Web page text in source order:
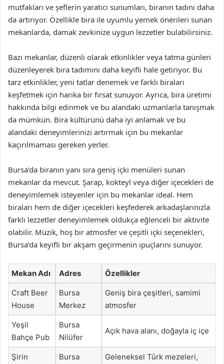
mutfakları ve şeflerin yaratıcı sunumları, biranın tadını daha
da artırıyor. Özellikle bira ile uyumlu yemek önerileri sunan
mekanlarda, damak zevkinize uygun lezzetler bulabilirsiniz.
Bazı mekanlar, düzenli olarak etkinlikler veya tatma günleri
düzenleyerek bira tadımını daha keyifli hale getiriyor. Bu
tarz etkinlikler, yeni tatlar denemek ve farklı biraları
keşfetmek için harika bir fırsat sunuyor. Ayrıca, bira üretimi
hakkında bilgi edinmek ve bu alandaki uzmanlarla tanışmak
da mümkün. Bira kültürünü daha iyi anlamak ve bu
alandaki deneyimlerinizi artırmak için bu mekanlar
kaçırılmaması gereken yerler.
Bursa’da biranın yanı sıra geniş içki menüleri sunan
mekanlar da mevcut. Şarap, kokteyl veya diğer içecekleri de
deneyimlemek isteyenler için bu mekanlar ideal. Hem
biraları hem de diğer içecekleri keşfederek arkadaşlarınızla
farklı lezzetler deneyimlemek oldukça eğlenceli bir aktivite
olabilir. Müzik, hoş bir atmosfer ve çeşitli içki seçenekleri,
Bursa’da keyifli bir akşam geçirmenin ipuçlarını sunuyor.
Mekan Adı Adres Özellikler
Craft Beer
House
Bursa
Merkez
Geniş bira çeşitleri, samimi
atmosfer
Yeşil
Bahçe Pub
Bursa
Nilüfer
Açık hava alanı, doğayla iç içe
Şirin Bursa Geleneksel Türk mezeleri,